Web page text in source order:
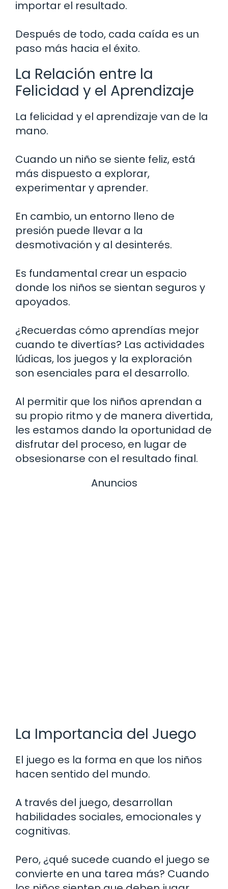
importar el resultado.
Después de todo, cada caída es un
paso más hacia el éxito.
La Relación entre la
Felicidad y el Aprendizaje
La felicidad y el aprendizaje van de la
mano.
Cuando un niño se siente feliz, está
más dispuesto a explorar,
experimentar y aprender.
En cambio, un entorno lleno de
presión puede llevar a la
desmotivación y al desinterés.
Es fundamental crear un espacio
donde los niños se sientan seguros y
apoyados.
¿Recuerdas cómo aprendías mejor
cuando te divertías? Las actividades
lúdicas, los juegos y la exploración
son esenciales para el desarrollo.
Al permitir que los niños aprendan a
su propio ritmo y de manera divertida,
les estamos dando la oportunidad de
disfrutar del proceso, en lugar de
obsesionarse con el resultado final.
Anuncios
La Importancia del Juego
El juego es la forma en que los niños
hacen sentido del mundo.
A través del juego, desarrollan
habilidades sociales, emocionales y
cognitivas.
Pero, ¿qué sucede cuando el juego se
convierte en una tarea más? Cuando